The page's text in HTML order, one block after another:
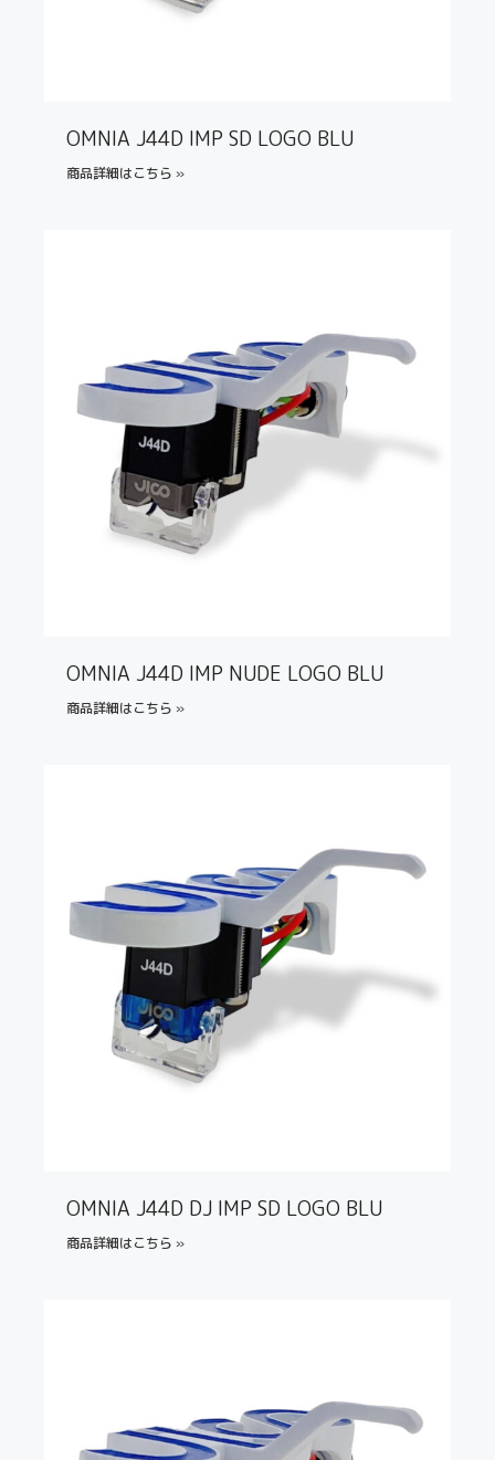
OMNIA J44D IMP SD LOGO BLU
商品詳細はこちら »
OMNIA J44D IMP NUDE LOGO BLU
商品詳細はこちら »
OMNIA J44D DJ IMP SD LOGO BLU
商品詳細はこちら »